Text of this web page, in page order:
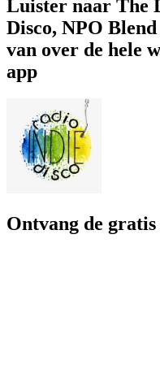
Luister naar The
Disco, NPO
van over de hele
app
Ontvang de